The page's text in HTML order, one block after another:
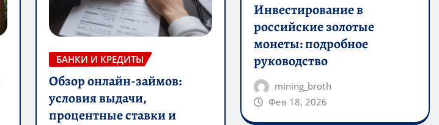
БАНКИ И КРЕДИТЫ
Обзор онлайн-займов:
условия выдачи,
процентные ставки и
Инвестирование в
российские золотые
монеты: подробное
руководство
mining_broth
Фев 18, 2026